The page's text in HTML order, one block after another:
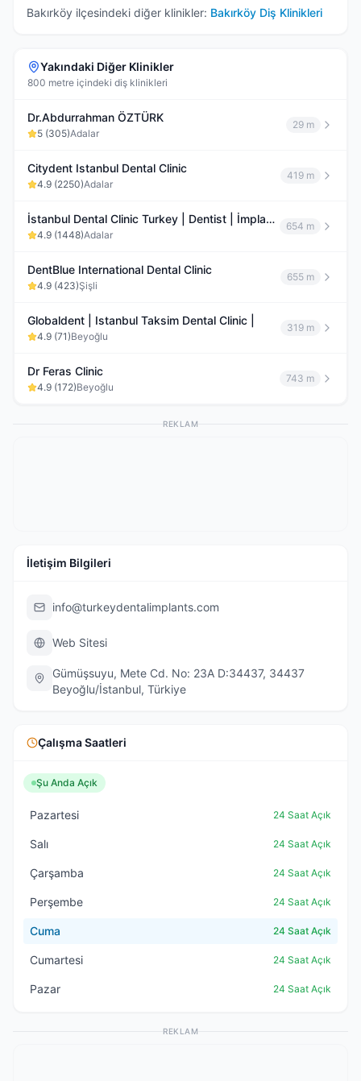
Bakırköy ilçesindeki diğer klinikler: Bakırköy Diş Klinikleri
Yakındaki Diğer Klinikler
800 metre içindeki diş klinikleri
Dr.Abdurrahman ÖZTÜRK
5 (305)Adalar
29 m
Citydent Istanbul Dental Clinic
4.9 (2250)Adalar
419 m
İstanbul Dental Clinic Turkey | Dentist | İmplant | Crowns | Veneers
4.9 (1448)Adalar
654 m
DentBlue International Dental Clinic
4.9 (423)Şişli
655 m
Globaldent | Istanbul Taksim Dental Clinic |
4.9 (71)Beyoğlu
319 m
Dr Feras Clinic
4.9 (172)Beyoğlu
743 m
REKLAM
İletişim Bilgileri
info@turkeydentalimplants.com
Web Sitesi
Gümüşsuyu, Mete Cd. No: 23A D:34437, 34437
Beyoğlu/İstanbul, Türkiye
Çalışma Saatleri
Şu Anda Açık
Pazartesi 24 Saat Açık
Salı 24 Saat Açık
Çarşamba 24 Saat Açık
Perşembe 24 Saat Açık
Cuma 24 Saat Açık
Cumartesi 24 Saat Açık
Pazar 24 Saat Açık
REKLAM